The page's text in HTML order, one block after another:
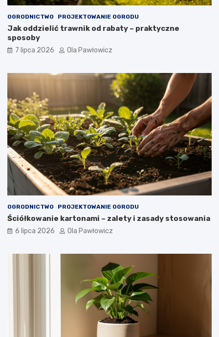
OGRODNICTWO PROJEKTOWANIE OGRODU
Jak oddzielić trawnik od rabaty – praktyczne
sposoby
7 lipca 2026 Ola Pawłowicz
OGRODNICTWO PROJEKTOWANIE OGRODU
Ściółkowanie kartonami – zalety i zasady stosowania
6 lipca 2026 Ola Pawłowicz